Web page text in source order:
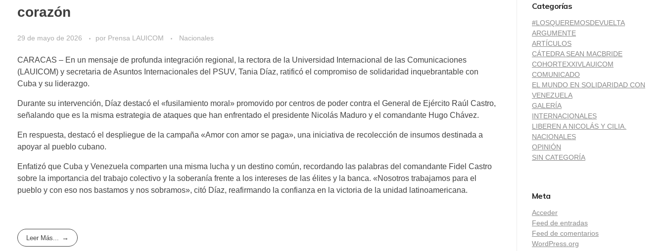
corazón
29 de mayo de 2026 por Prensa LAUICOM Nacionales
CARACAS – En un mensaje de profunda integración regional, la rectora de la Universidad Internacional de las Comunicaciones
(LAUICOM) y secretaria de Asuntos Internacionales del PSUV, Tania Díaz, ratificó el compromiso de solidaridad inquebrantable con
Cuba y su liderazgo.
Durante su intervención, Díaz destacó el «fusilamiento moral» promovido por centros de poder contra el General de Ejército Raúl Castro,
señalando que es la misma estrategia de ataques que han enfrentado el presidente Nicolás Maduro y el comandante Hugo Chávez.
En respuesta, destacó el despliegue de la campaña «Amor con amor se paga», una iniciativa de recolección de insumos destinada a
apoyar al pueblo cubano.
Enfatizó que Cuba y Venezuela comparten una misma lucha y un destino común, recordando las palabras del comandante Fidel Castro
sobre la importancia del trabajo colectivo y la soberanía frente a los intereses de las élites y la banca. «Nosotros trabajamos para el
pueblo y con eso nos bastamos y nos sobramos», citó Díaz, reafirmando la confianza en la victoria de la unidad latinoamericana.
Leer Más...
Categorías
#LOSQUEREMOSDEVUELTA
ARGUMENTE
ARTÍCULOS
CÁTEDRA SEAN MACBRIDE
COHORTEXXIVLAUICOM
COMUNICADO
EL MUNDO EN SOLIDARIDAD CON
VENEZUELA
GALERÍA
INTERNACIONALES
LIBEREN A NICOLÁS Y CILIA.
NACIONALES
OPINIÓN
SIN CATEGORÍA
Meta
Acceder
Feed de entradas
Feed de comentarios
WordPress.org